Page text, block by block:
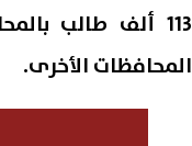
113 ألف طالب
المحافظات الأخرى.